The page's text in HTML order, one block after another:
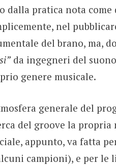
dalla pratica nota come
nel
del brano, ma,
da ingegneri del
genere musicale.
generale del
del groove la propria
appunto, va fatta
campioni), e per le